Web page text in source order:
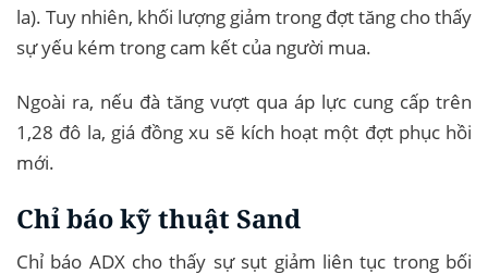
la). Tuy nhiên, khối lượng giảm trong đợt tăng cho thấy
sự yếu kém trong cam kết của người mua.
Ngoài ra, nếu đà tăng vượt qua áp lực cung cấp trên
1,28 đô la, giá đồng xu sẽ kích hoạt một đợt phục hồi
mới.
Chỉ báo kỹ thuật Sand
Chỉ báo ADX cho thấy sự sụt giảm liên tục trong bối